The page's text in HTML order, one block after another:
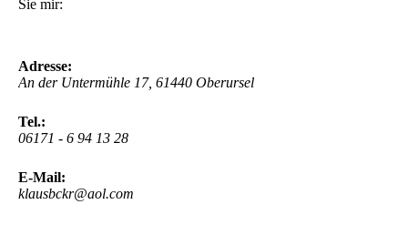
Sie mir:
Adresse:
An der Untermühle 17, 61440 Oberursel
Tel.:
06171 - 6 94 13 28
E-Mail:
klausbckr@aol.com